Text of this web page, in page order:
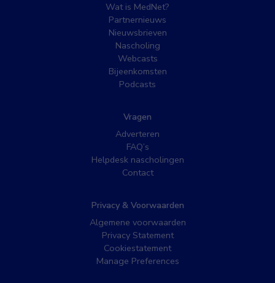
Wat is MedNet?
Partnernieuws
Nieuwsbrieven
Nascholing
Webcasts
Bijeenkomsten
Podcasts
Vragen
Adverteren
FAQ’s
Helpdesk nascholingen
Contact
Privacy & Voorwaarden
Algemene voorwaarden
Privacy Statement
Cookiestatement
Manage Preferences